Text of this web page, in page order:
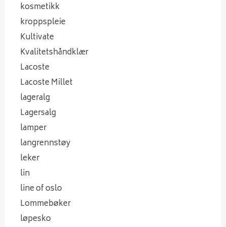
kosmetikk
kroppspleie
Kultivate
Kvalitetshåndklær
Lacoste
Lacoste Millet
lageralg
Lagersalg
lamper
langrennstøy
leker
lin
line of oslo
Lommebøker
løpesko